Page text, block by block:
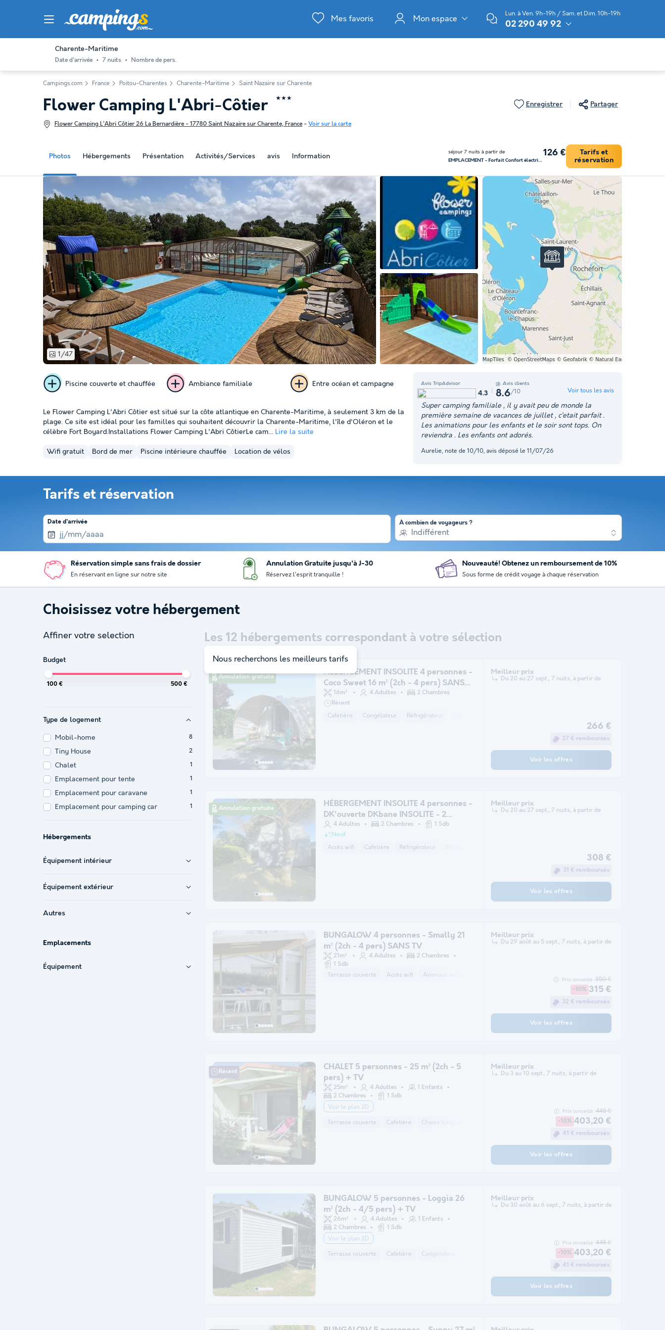
Mes favoris Mon espace
Lun. à Ven. 9h-19h / Sam. et Dim. 10h-19h
02 290 49 92
Charente-Maritime
Date d'arrivée 7 nuits Nombre de pers.
Campings.com France Poitou-Charentes Charente-Maritime Saint Nazaire sur Charente
Photos Hébergements Présentation Activités/Services avis Information
séjour 7 nuits à partir de
EMPLACEMENT - Forfait Confort électricité 6A (1 tente, caravane ou camping-car / 1 voiture)
126 €
Tarifs et
réservation
Flower Camping L'Abri-Côtier ★★★
Enregistrer Partager
Flower Camping L'Abri Côtier 26 La Bernardière - 17780 Saint Nazaire sur Charente, France - Voir sur la carte
Lire la vidéo
photos
1/47
Avis TripAdvisor
4.3
Avis clients
8.6/10 Voir tous les avis
Super camping familiale , il y avait peu de monde la
première semaine de vacances de juillet , c’etait parfait .
Les animations pour les enfants et le soir sont tops. On
reviendra . Les enfants ont adorés.
Aurelie, note de 10/10, avis déposé le 11/07/26
Piscine couverte et chauffée Ambiance familiale Entre océan et campagne
Le Flower Camping L'Abri Côtier est situé sur la côte atlantique en Charente-Maritime, à seulement 3 km de la
plage. Ce site est idéal pour les familles qui souhaitent découvrir la Charente-Maritime, l'île d'Oléron et le
célèbre Fort Boyard.Installations Flower Camping L'Abri CôtierLe cam... Lire la suite
Wifi gratuit Bord de mer Piscine intérieure chauffée Location de vélos
Tarifs et réservation
Date d'arrivée À combien de voyageurs ?
Indifférent
Réservation simple sans frais de dossier
En réservant en ligne sur notre site
Annulation Gratuite jusqu'à J-30
Réservez l'esprit tranquille !
Nouveauté! Obtenez un remboursement de 10%
Sous forme de crédit voyage à chaque réservation
Choisissez votre hébergement
Affiner votre selection
Budget
100 € 500 €
Type de logement
Mobil-home 8
Tiny House 2
Chalet 1
Emplacement pour tente 1
Emplacement pour caravane 1
Emplacement pour camping car 1
Hébergements
Équipement intérieur
Équipement extérieur
Autres
Emplacements
Équipement
Les 12 hébergements correspondant à votre sélection
Annulation gratuite
HÉBERGEMENT INSOLITE 4 personnes -
Coco Sweet 16 m² (2ch - 4 pers) SANS
TV 16m² 4 Adultes
2 Chambres
Récent
Cafetière Congélateur Réfrigérateur
Meilleur prix
Du 20 au 27 sept., 7 nuits, à partir de
266 €
27 € remboursés
Voir les offres
Annulation gratuite
HÉBERGEMENT INSOLITE 4 personnes -
DK'ouverte DKbane INSOLITE - 2
chambres (avec sanitaires et sans TV)
3/4 pers.
4 Adultes 2 Chambres
1 Sdb
Neuf
Accès wifi Cafetière Réfrigérateur
Meilleur prix
Du 20 au 27 sept., 7 nuits, à partir de
308 €
31 € remboursés
Voir les offres
BUNGALOW 4 personnes - Smally 21
m² (2ch - 4 pers) SANS TV
21m² 4 Adultes
2 Chambres
1 Sdb
Terrasse couverte Accès wifi Animaux autorisés *
Meilleur prix
Du 29 août au 5 sept., 7 nuits, à partir de
Prix conseillé :350 €
-10% 315 €
32 € remboursés
Voir les offres
Récent
CHALET 5 personnes - 25 m² (2ch - 5
pers) + TV
25m² 4 Adultes
1 Enfants
2 Chambres
1 Sdb
Voir le plan 2D
Terrasse couverte Cafetière Chaise longue Chauffage Micro-ondes
Meilleur prix
Du 3 au 10 sept., 7 nuits, à partir de
Prix conseillé :448 €
-10% 403,20 €
41 € remboursés
Voir les offres
BUNGALOW 5 personnes - Loggia 26
m² (2ch - 4/5 pers) + TV
26m² 4 Adultes
1 Enfants
2 Chambres
1 Sdb
Voir le plan 2D
Terrasse couverte Cafetière Congélateur Chauffage Micro-ondes
Meilleur prix
Du 30 août au 6 sept., 7 nuits, à partir de
Prix conseillé :448 €
-10% 403,20 €
41 € remboursés
Voir les offres
Nous recherchons les meilleurs tarifs